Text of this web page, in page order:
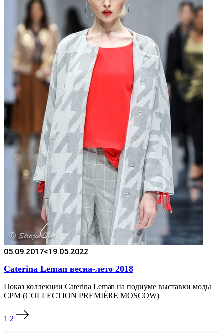
05.09.2017<19.05.2022
Caterina Leman весна-лето 2018
Показ коллекции Caterina Leman на подиуме выставки моды
CPM (COLLECTION PREMIÈRE MOSCOW)
Пагинация
записей
1 2